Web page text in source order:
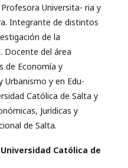
Universita- ria y
Integrante de distintos
de la
Docente del área
de Economía y
y en Edu-
Católica de Salta y
Jurídicas y
de Salta.
Universidad Católica de